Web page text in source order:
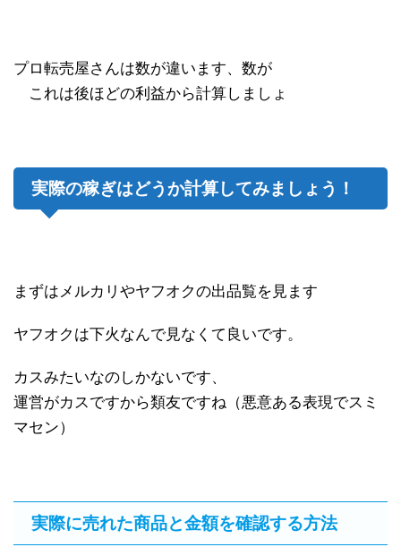
プロ転売屋さんは数が違います、数が
これは後ほどの利益から計算しましょ
実際の稼ぎはどうか計算してみましょう！
まずはメルカリやヤフオクの出品覧を見ます
ヤフオクは下火なんで見なくて良いです。
カスみたいなのしかないです、
運営がカスですから類友ですね（悪意ある表現でスミ
マセン）
実際に売れた商品と金額を確認する方法